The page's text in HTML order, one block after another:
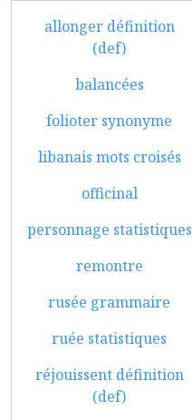
allonger définition
(def)
balancées
folioter synonyme
libanais mots croisés
officinal
personnage statistiques
remontre
rusée grammaire
ruée statistiques
réjouissent définition
(def)